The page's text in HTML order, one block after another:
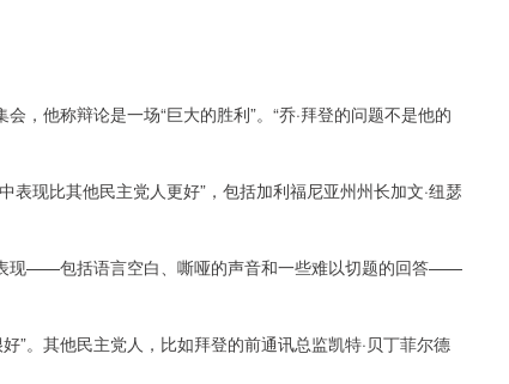
他称辩论是一场“巨大的胜利”。“乔·拜登的问题不是他的
现比其他民主党人更好”，包括加利福尼亚州州长加文·纽瑟
现——包括语言空白、嘶哑的声音和一些难以切题的回答——
。其他民主党人，比如拜登的前通讯总监凯特·贝丁菲尔德